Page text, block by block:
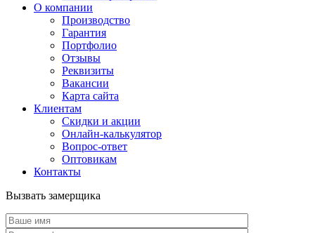
О компании
Производство
Гарантия
Портфолио
Отзывы
Реквизиты
Вакансии
Карта сайта
Клиентам
Скидки и акции
Онлайн-калькулятор
Вопрос-ответ
Оптовикам
Контакты
Вызвать замерщика